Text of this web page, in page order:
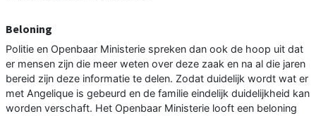
Beloning
Politie en Openbaar Ministerie spreken dan ook de hoop uit dat
er mensen zijn die meer weten over deze zaak en na al die jaren
bereid zijn deze informatie te delen. Zodat duidelijk wordt wat er
met Angelique is gebeurd en de familie eindelijk duidelijkheid kan
worden verschaft. Het Openbaar Ministerie looft een beloning